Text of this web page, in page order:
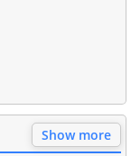
Show more